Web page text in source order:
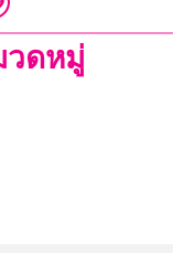
ดหมู่